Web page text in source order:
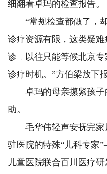
细翻看卓玛的检查报告。
“常规检查都做了，却
诊疗资源有限，这类疑
诊，以往只能等候北京
诊疗时机。”方伯梁放下
卓玛的母亲攥紧孩子
助。
毛华伟轻声安抚完家
驻医院的特殊“儿科专
儿童医院联合百川医疗研